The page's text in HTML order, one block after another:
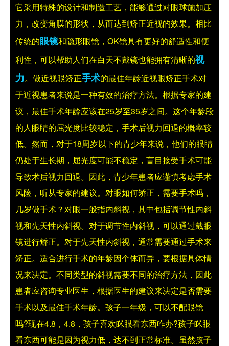
它采用特殊的设计和制造工艺，能够通过对眼球施加压
力，改变角膜的形状，从而达到矫正近视的效果。相比
传统的眼镜和隐形眼镜，OK镜具有更好的舒适性和便
利性，可以帮助人们在白天不戴镜也能拥有清晰的视
力。 做近视眼矫正手术的最佳年龄近视眼矫正手术对
于近视患者来说是一种有效的治疗方法。根据专家的建
议，最佳手术年龄应该在25岁至35岁之间。这个年龄段
的人眼睛的屈光度比较稳定，手术后视力回退的概率较
低。然而，对于18周岁以下的青少年来说，他们的眼睛
仍处于生长期，屈光度可能不稳定，盲目接受手术可能
导致术后视力回退。因此，青少年患者应谨慎考虑手术
风险，听从专家的建议。 对眼如何矫正，需要手术吗，
几岁做手术？对眼一般指内斜视，其中包括调节性内斜
视和先天性内斜视。对于调节性内斜视，可以通过戴眼
镜进行矫正。对于先天性内斜视，通常需要通过手术来
矫正。适合进行手术的年龄因个体而异，要根据具体情
况来决定。不同类型的斜视需要不同的治疗方法，因此
患者应咨询专业医生，根据医生的建议来决定是否需要
手术以及最佳手术年龄。 孩子一年级，可以不配眼镜
吗?现在4.8，4.8，孩子喜欢眯眼看东西咋办?孩子眯眼
看东西可能是因为视力低，达不到正常标准。虽然孩子